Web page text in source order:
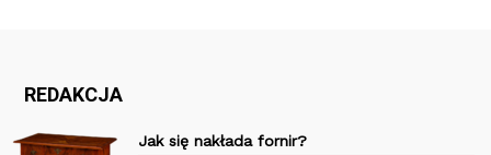
REDAKCJA
Jak się nakłada fornir?